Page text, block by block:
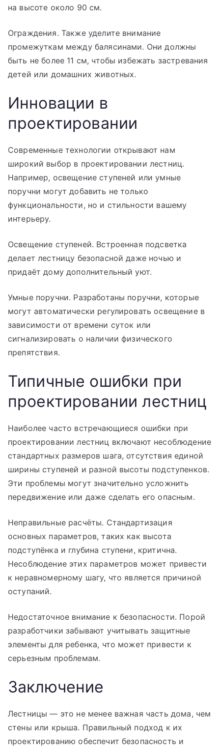
на высоте около 90 см.
Ограждения. Также уделите внимание
промежуткам между балясинами. Они должны
быть не более 11 см, чтобы избежать застревания
детей или домашних животных.
Инновации в
проектировании
Современные технологии открывают нам
широкий выбор в проектировании лестниц.
Например, освещение ступеней или умные
поручни могут добавить не только
функциональности, но и стильности вашему
интерьеру.
Освещение ступеней. Встроенная подсветка
делает лестницу безопасной даже ночью и
придаёт дому дополнительный уют.
Умные поручни. Разработаны поручни, которые
могут автоматически регулировать освещение в
зависимости от времени суток или
сигнализировать о наличии физического
препятствия.
Типичные ошибки при
проектировании лестниц
Наиболее часто встречающиеся ошибки при
проектировании лестниц включают несоблюдение
стандартных размеров шага, отсутствия единой
ширины ступеней и разной высоты подступенков.
Эти проблемы могут значительно усложнить
передвижение или даже сделать его опасным.
Неправильные расчёты. Стандартизация
основных параметров, таких как высота
подступёнка и глубина ступени, критична.
Несоблюдение этих параметров может привести
к неравномерному шагу, что является причиной
оступаний.
Недостаточное внимание к безопасности. Порой
разработчики забывают учитывать защитные
элементы для ребенка, что может привести к
серьезным проблемам.
Заключение
Лестницы — это не менее важная часть дома, чем
стены или крыша. Правильный подход к их
проектированию обеспечит безопасность и